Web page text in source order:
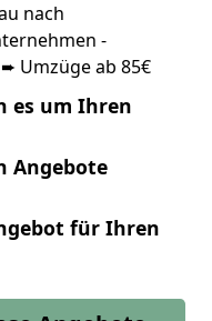
nach
-
Umzüge ab 85€
es um Ihren
Angebote
für Ihren